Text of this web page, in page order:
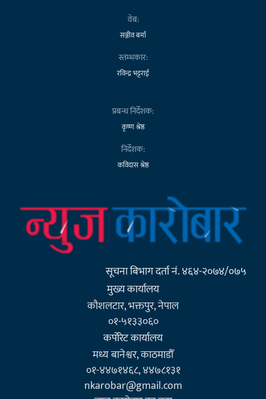
वेब:
सञ्जीव बर्मा
स्तम्भकार:
रविन्द्र भट्टराई
प्रबन्ध निर्देशक:
कृष्ण श्रेष्ठ
निर्देशक:
कविदास श्रेष्ठ
सूचना बिभाग दर्ता नं. ४६४-२०७४/०७५
मुख्य कार्यालय
कौशलटार, भक्तपुर, नेपाल
०१-५१३३०६०
कर्पाेरेट कार्यालय
मध्य बानेश्वर, काठमाडौँ
०१-४४७१४६८, ४४७८१३१
nkarobar@gmail.com